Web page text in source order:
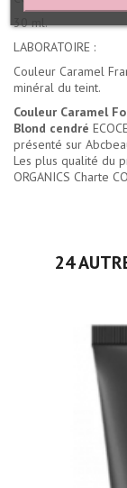
30 ml.
LABORATOIRE :
Couleur Caramel
minéral du teint.
Couleur Caramel
Blond cendré
présenté sur
Les plus qualité du
ORGANICS Charte
24